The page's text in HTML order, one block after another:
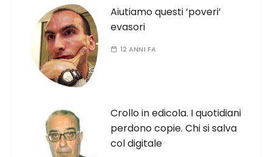
Aiutiamo questi ‘poveri’
evasori
12 ANNI FA
Crollo in edicola. I quotidiani
perdono copie. Chi si salva
col digitale